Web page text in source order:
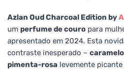
Azlan Oud Charcoal Edition by
um perfume de couro para
apresentado em 2024. Esta
contraste inesperado – caramelo
pimenta-rosa levemente